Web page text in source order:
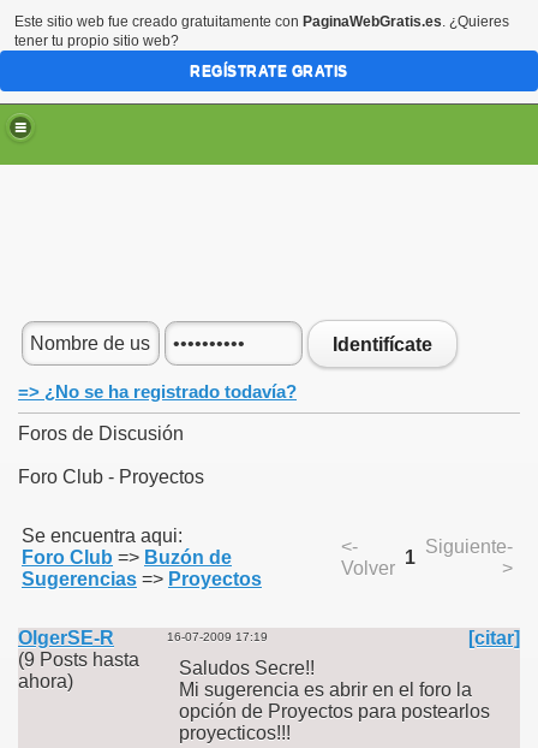
Identifícate
=> ¿No se ha registrado todavía?
Foros de Discusión
Foro Club - Proyectos
Se encuentra aqui:
Foro Club => Buzón de
Sugerencias => Proyectos
<-
Volver
1
Siguiente-
>
OlgerSE-R
(9 Posts hasta
ahora)
16-07-2009 17:19
[citar]
Saludos Secre!!
Mi sugerencia es abrir en el foro la
opción de Proyectos para postearlos
proyecticos!!!
Este sitio web fue creado gratuitamente con PaginaWebGratis.es. ¿Quieres
tener tu propio sitio web?
REGÍSTRATE GRATIS